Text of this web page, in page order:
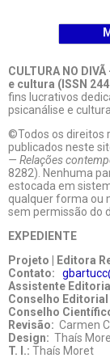
CULTURA NO
e cultura (ISSN
fins lucrativos
psicanálise e cultura.
©Todos os direitos
publicados neste
— Relações
8282). Nenhuma
estocada em
qualquer forma ou
sem permissão do
EXPEDIENTE
Projeto | Editora
Contato:
Assistente
Conselho Editorial
Conselho
Revisão: Carmen
Design: Thaís
T. I.: Thaís Moret